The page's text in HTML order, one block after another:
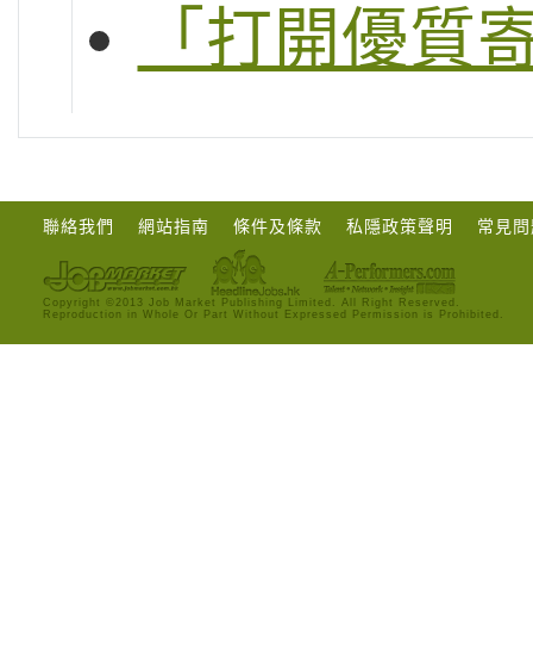
「打開優質
聯絡我們 網站指南 條件及條款 私隱政策聲明 常見
Copyright ©2013 Job Market Publishing Limited. All Right Reserved.
Reproduction in Whole Or Part Without Expressed Permission is Prohibited.